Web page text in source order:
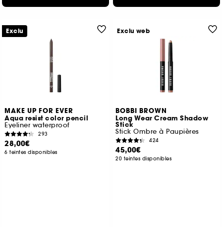
MAKE UP FOR EVER
Aqua resist color pencil
Eyeliner waterproof
293
28,00€
6 teintes disponibles
Exclu
BOBBI BROWN
Long Wear Cream Shadow
Stick
Stick Ombre à Paupières
424
45,00€
20 teintes disponibles
Exclu web